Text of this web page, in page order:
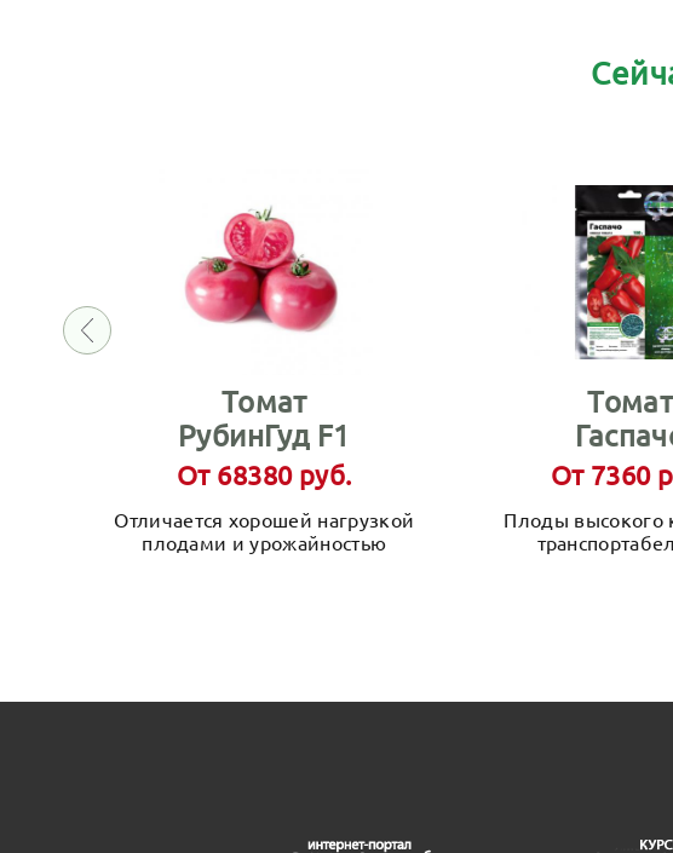
Томат
РубинГуд F1
От 68380 руб.
Отличается хорошей нагрузкой
плодами и урожайностью
Томат
От 7360
Плоды высокого